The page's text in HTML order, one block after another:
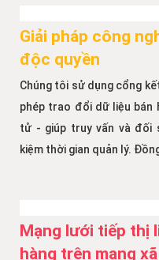
Giải pháp công
độc quyền
Chúng tôi sử dụng cổng
phép trao đổi dữ liệu bán
tử - giúp truy vấn và đối
kiệm thời gian quản lý.
Mạng lưới tiếp thị
hàng trên mạng